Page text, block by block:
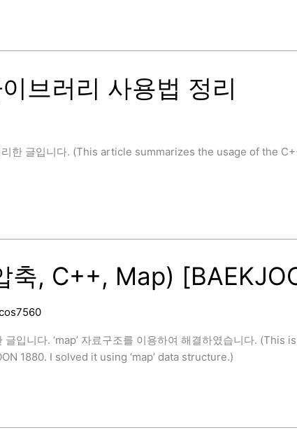
브러리 사용법 정리
리한 글입니다. (This article summarizes the usage of the
축, C++, Map)
글입니다. ‘map’ 자료구조를 이용하여 해결하였습니다.
1880. I solved it using ‘map’ data structure.)